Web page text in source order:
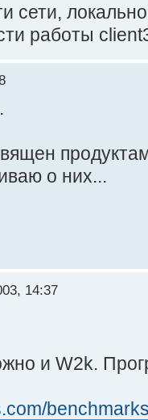
сети,
работы
о них...
14:37
и W2k.